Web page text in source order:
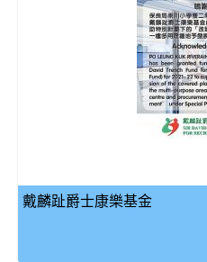
戴麟趾爵士康樂基金